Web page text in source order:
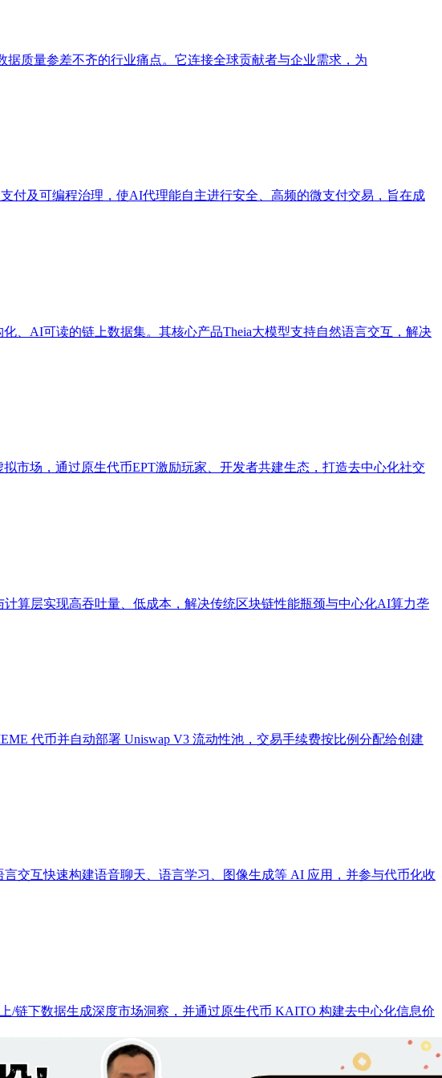
质量参差不齐的行业痛点。它连接全球贡献者与企业需求，为
付及可编程治理，使AI代理能自主进行安全、高频的微支付交易，旨在成
、AI可读的链上数据集。其核心产品Theia大模型支持自然语言交互，解决
市场，通过原生代币EPT激励玩家、开发者共建生态，打造去中心化社交
算层实现高吞吐量、低成本，解决传统区块链性能瓶颈与中心化AI算力垄
代币并自动部署 Uniswap V3 流动性池，交易手续费按比例分配给创建
交互快速构建语音聊天、语言学习、图像生成等 AI 应用，并参与代币化收
/链下数据生成深度市场洞察，并通过原生代币 KAITO 构建去中心化信息价